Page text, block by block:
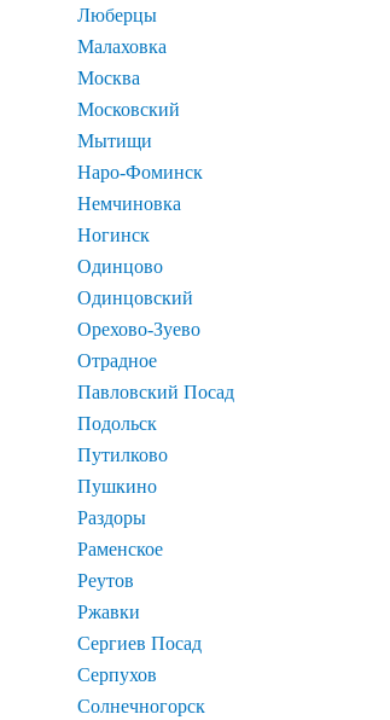
Люберцы
Малаховка
Москва
Московский
Мытищи
Наро-Фоминск
Немчиновка
Ногинск
Одинцово
Одинцовский
Орехово-Зуево
Отрадное
Павловский Посад
Подольск
Путилково
Пушкино
Раздоры
Раменское
Реутов
Ржавки
Сергиев Посад
Серпухов
Солнечногорск